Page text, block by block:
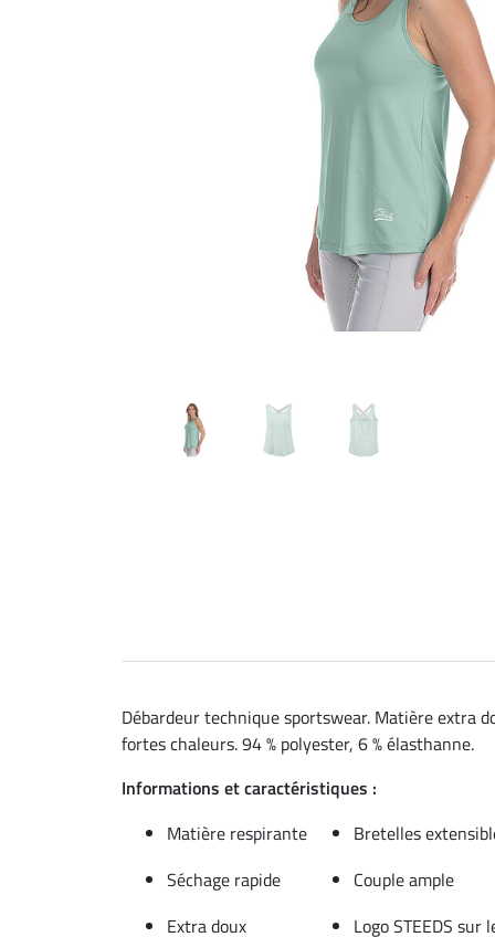
Débardeur technique sportswear. Matière extra
fortes chaleurs. 94 % polyester, 6 % élasthanne.
Informations et caractéristiques :
Matière respirante
Bretelles
Séchage rapide
Couple ample
Extra doux
Logo STEEDS sur